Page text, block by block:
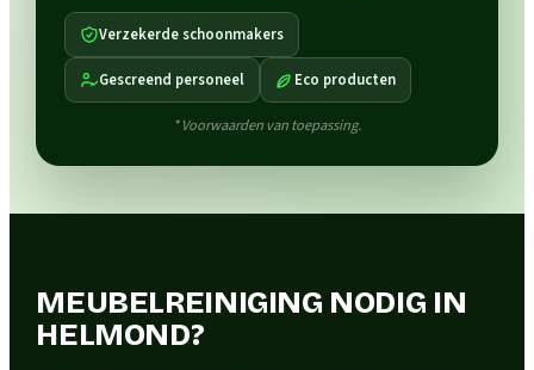
Verzekerde schoonmakers
Gescreend personeel Eco producten
* Voorwaarden van toepassing.
MEUBELREINIGING NODIG IN
HELMOND?